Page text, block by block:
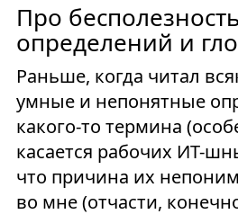
Про бесполезность
определений и
Раньше, когда читал
умные и непонятные
какого-то термина
касается рабочих ИТ-
что причина их
во мне (отчасти,